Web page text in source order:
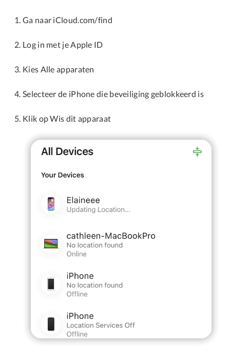
Ga naar iCloud.com/find
Log in met je Apple ID
Kies Alle apparaten
Selecteer de iPhone die beveiliging geblokkeerd is
Klik op Wis dit apparaat